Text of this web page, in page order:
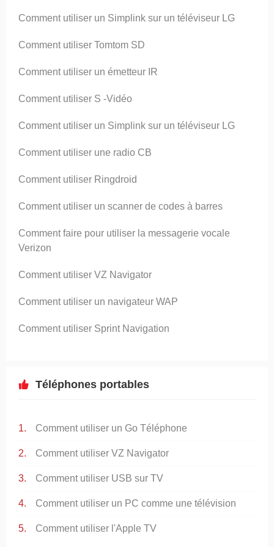
Comment utiliser un Simplink sur un téléviseur LG
Comment utiliser Tomtom SD
Comment utiliser un émetteur IR
Comment utiliser S -Vidéo
Comment utiliser un Simplink sur un téléviseur LG
Comment utiliser une radio CB
Comment utiliser Ringdroid
Comment utiliser un scanner de codes à barres
Comment faire pour utiliser la messagerie vocale
Verizon
Comment utiliser VZ Navigator
Comment utiliser un navigateur WAP
Comment utiliser Sprint Navigation
Téléphones portables
Comment utiliser un Go Téléphone
Comment utiliser VZ Navigator
Comment utiliser USB sur TV
Comment utiliser un PC comme une télévision
Comment utiliser l'Apple TV